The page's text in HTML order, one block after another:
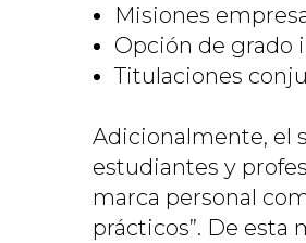
Misiones
Opción de grado
Titulaciones
Adicionalmente, el
estudiantes y
marca personal
prácticos”. De esta